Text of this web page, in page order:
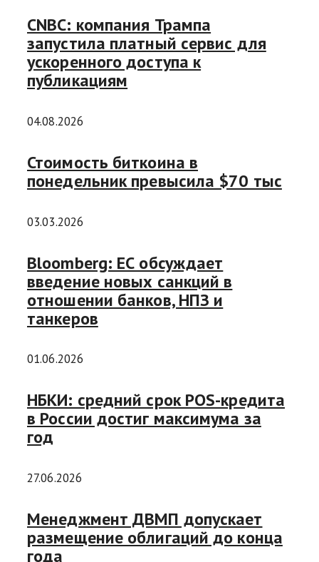
CNBC: компания Трампа
запустила платный сервис для
ускоренного доступа к
публикациям
04.08.2026
Стоимость биткоина в
понедельник превысила $70 тыс
03.03.2026
Bloomberg: ЕС обсуждает
введение новых санкций в
отношении банков, НПЗ и
танкеров
01.06.2026
НБКИ: средний срок POS-кредита
в России достиг максимума за
год
27.06.2026
Менеджмент ДВМП допускает
размещение облигаций до конца
года